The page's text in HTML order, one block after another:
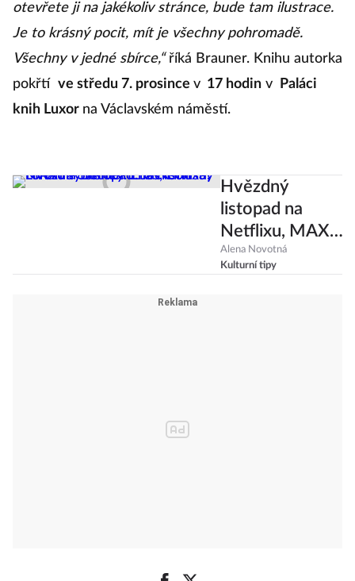
otevřete ji na jakékoliv stránce, bude tam ilustrace.
Je to krásný pocit, mít je všechny pohromadě.
Všechny v jedné sbírce,“říká Brauner. Knihu autorka
pokřtí ve středu 7. prosince v 17 hodin v
Paláci
knih Luxor na Václavském náměstí.
Hvězdný
listopad na
Netflixu, MAXu
a Disney: Elvis,
Lindsay Lohan a
Alena Novotná
Kulturní tipy